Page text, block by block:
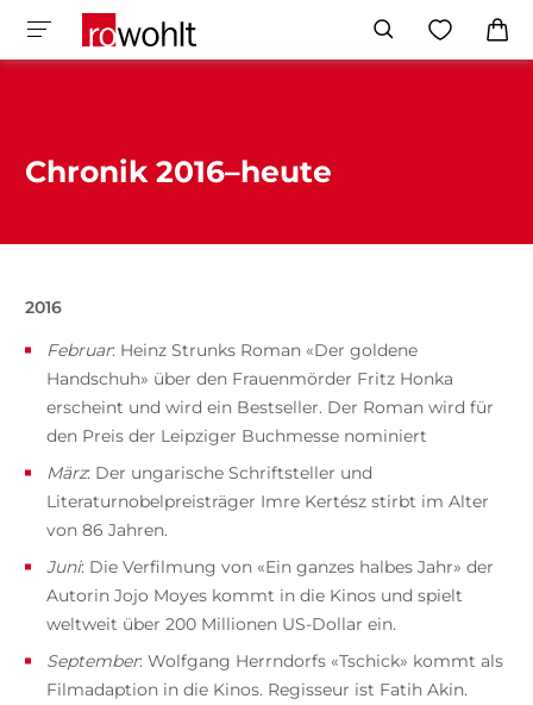
Chronik 2016–heute
2016
Februar: Heinz Strunks Roman «Der goldene
Handschuh» über den Frauenmörder Fritz Honka
erscheint und wird ein Bestseller. Der Roman wird für
den Preis der Leipziger Buchmesse nominiert
März: Der ungarische Schriftsteller und
Literaturnobelpreisträger Imre Kertész stirbt im Alter
von 86 Jahren.
Juni: Die Verfilmung von «Ein ganzes halbes Jahr» der
Autorin Jojo Moyes kommt in die Kinos und spielt
weltweit über 200 Millionen US-Dollar ein.
September: Wolfgang Herrndorfs «Tschick» kommt als
Filmadaption in die Kinos. Regisseur ist Fatih Akin.